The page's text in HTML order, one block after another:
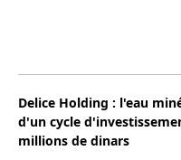
Delice Holding : l'eau
d'un cycle
millions de dinars